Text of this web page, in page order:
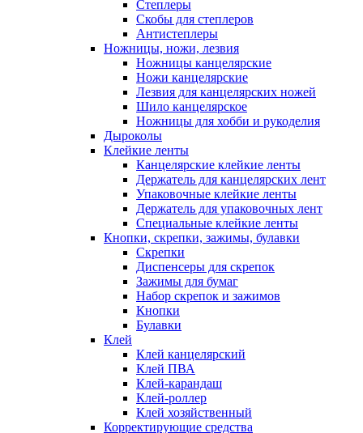
Степлеры
Скобы для степлеров
Антистеплеры
Ножницы, ножи, лезвия
Ножницы канцелярские
Ножи канцелярские
Лезвия для канцелярских ножей
Шило канцелярское
Ножницы для хобби и рукоделия
Дыроколы
Клейкие ленты
Канцелярские клейкие ленты
Держатель для канцелярских лент
Упаковочные клейкие ленты
Держатель для упаковочных лент
Специальные клейкие ленты
Кнопки, скрепки, зажимы, булавки
Скрепки
Диспенсеры для скрепок
Зажимы для бумаг
Набор скрепок и зажимов
Кнопки
Булавки
Клей
Клей канцелярский
Клей ПВА
Клей-карандаш
Клей-роллер
Клей хозяйственный
Корректирующие средства